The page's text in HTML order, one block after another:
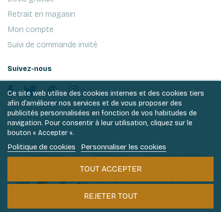
Retrait en magasin
Mon compte
Suivi de commande invité
Suivez-nous
Ce site web utilise des cookies internes et des cookies tiers
afin d’améliorer nos services et de vous proposer des
publicités personnalisées en fonction de vos habitudes de
navigation. Pour consentir à leur utilisation, cliquez sur le
bouton « Accepter ».
Politique de cookies Personnaliser les cookies
REJETER TOUT
TOUT ACCEPTER
Conditions
Politique de
vie privée
Politique en matière
Paiement en 3x et 4x sans frais